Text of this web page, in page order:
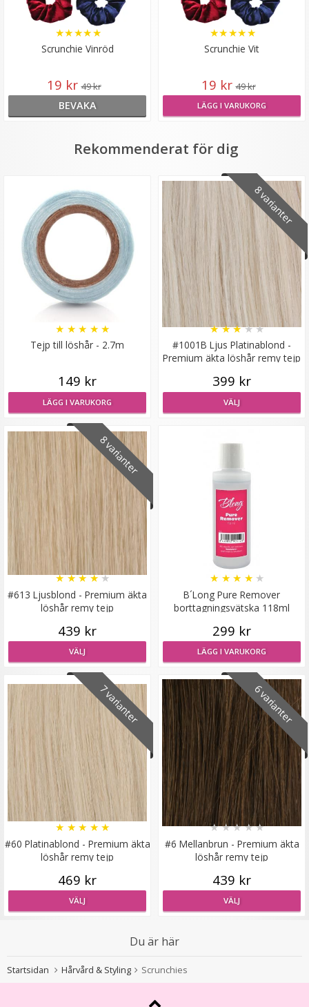
Scrunchie Vinröd
★★★★★
19 kr 49 kr
BEVAKA
Scrunchie Vit
★★★★★
19 kr 49 kr
LÄGG I VARUKORG
Rekommenderat för dig
Tejp till löshår - 2.7m
★ ★ ★ ★ ★
149 kr
LÄGG I VARUKORG
8 varianter
#1001B Ljus Platinablond -
Premium äkta löshår remy tejp
★★★★★
399 kr
VÄLJ
8 varianter
#613 Ljusblond - Premium äkta
löshår remy tejp
★★★★★
439 kr
VÄLJ
B´Long Pure Remover
borttagningsvätska 118ml
★ ★ ★ ★ ★
299 kr
LÄGG I VARUKORG
7 varianter
#60 Platinablond - Premium äkta
löshår remy tejp
★ ★ ★ ★ ★
469 kr
VÄLJ
6 varianter
#6 Mellanbrun - Premium äkta
löshår remy tejp
★★★★★
439 kr
VÄLJ
Du är här
Startsidan Hårvård & Styling Scrunchies